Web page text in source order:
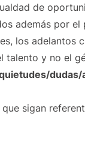
de
además por el
los adelantos
talento y no el
sigan